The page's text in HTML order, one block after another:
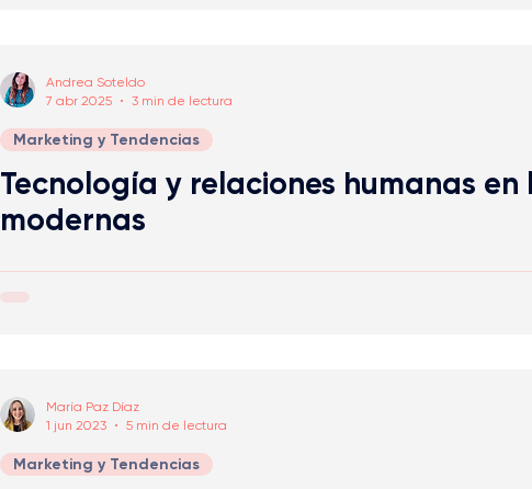
Tecnología y relaciones humanas en
modernas
Marketing y Tendencias
Andrea Soteldo
7 abr 2025
3 min de lectura
Marketing y Tendencias
María Paz Díaz
1 jun 2023
5 min de lectura